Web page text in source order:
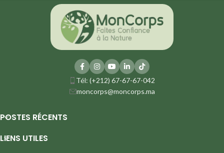
Tél: (+212) 67-67-67-042
moncorps@moncorps.ma
POSTES RÉCENTS
LIENS UTILES